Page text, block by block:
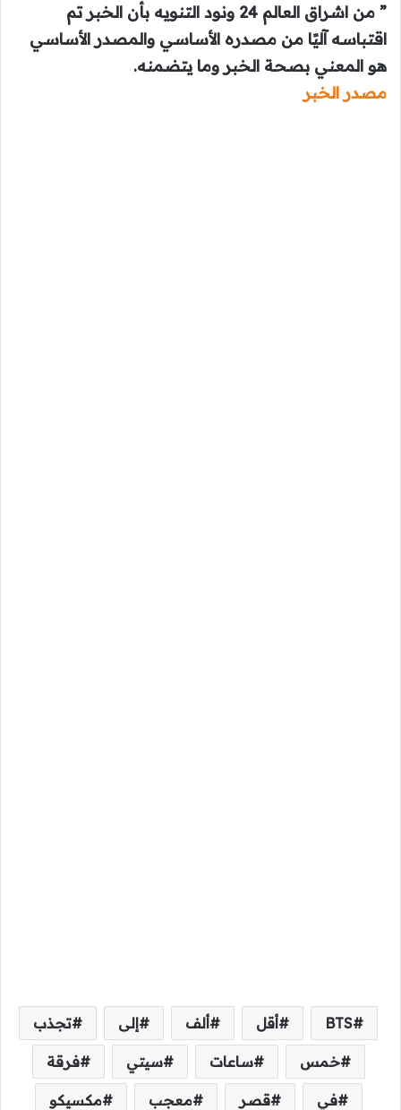
” من اشراق العالم 24 ونود التنويه بأن الخبر تم
اقتباسه آليًا من مصدره الأساسي والمصدر الأساسي
هو المعني بصحة الخبر وما يتضمنه.
مصدر الخبر
BTS أقل ألف إلى تجذب
خمس ساعات سيتي فرقة
في قصر معجب مكسيكو